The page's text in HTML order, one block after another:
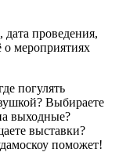
проведения,
мероприятиях
погулять
Выбираете
выходные?
выставки?
поможет!